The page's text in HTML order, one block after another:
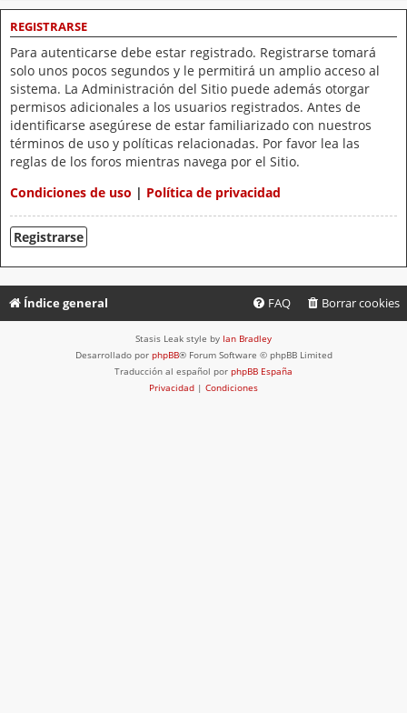
REGISTRARSE
Para autenticarse debe estar registrado. Registrarse tomará
solo unos pocos segundos y le permitirá un amplio acceso al
sistema. La Administración del Sitio puede además otorgar
permisos adicionales a los usuarios registrados. Antes de
identificarse asegúrese de estar familiarizado con nuestros
términos de uso y políticas relacionadas. Por favor lea las
reglas de los foros mientras navega por el Sitio.
Condiciones de uso | Política de privacidad
Registrarse
Índice general Borrar cookies
FAQ
Stasis Leak style by Ian Bradley
Desarrollado por phpBB® Forum Software © phpBB Limited
Traducción al español por phpBB España
Privacidad | Condiciones